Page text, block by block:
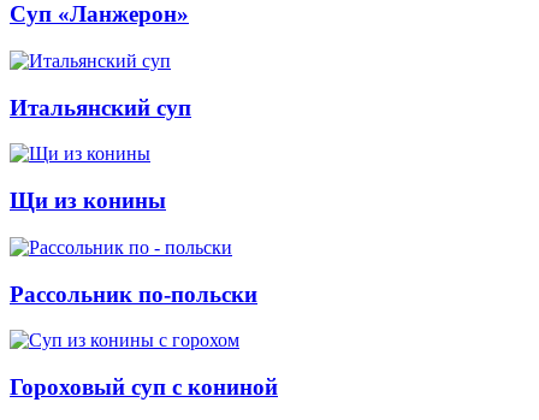
Суп «Ланжерон»
Итальянский суп
Щи из конины
Рассольник по-польски
Гороховый суп с кониной